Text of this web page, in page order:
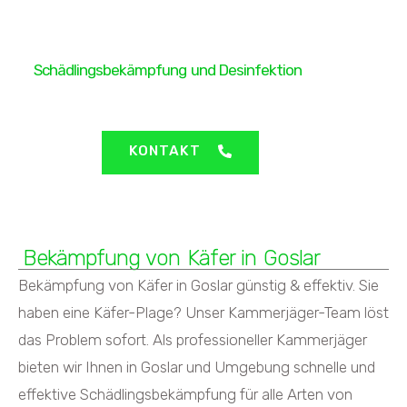
Schädlingsbekämpfung und Desinfektion
Bekämpfung von Käfer in Goslar
Bekämpfung von Käfer in Goslar günstig & effektiv. Sie
haben eine Käfer-Plage? Unser Kammerjäger-Team löst
das Problem sofort. Als professioneller Kammerjäger
bieten wir Ihnen in Goslar und Umgebung schnelle und
effektive Schädlingsbekämpfung für alle Arten von
KONTAKT